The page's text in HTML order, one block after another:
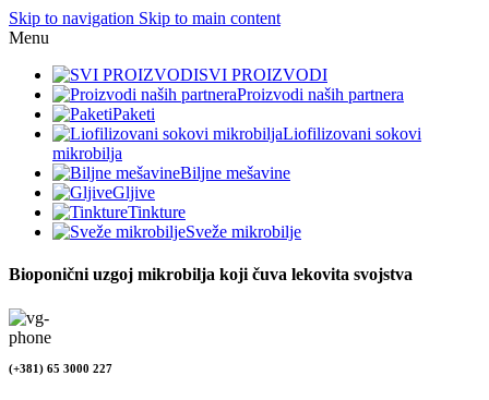
Skip to navigation Skip to main content
Menu
SVI PROIZVODI
Proizvodi naših partnera
Paketi
Liofilizovani sokovi
mikrobilja
Biljne mešavine
Gljive
Tinkture
Sveže mikrobilje
Bioponični uzgoj mikrobilja koji čuva lekovita svojstva
(+381) 65 3000 227